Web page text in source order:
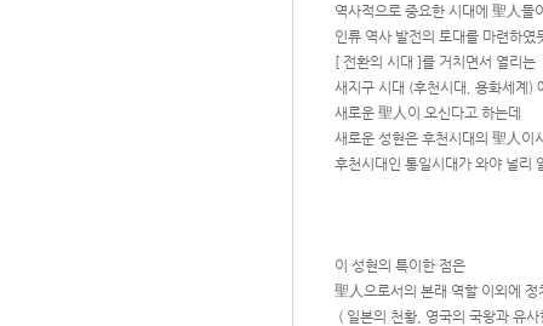
역사적으로 중요한 시대에 聖人들
인류 역사 발전의 토대를 마련하였
[ 전환의 시대 ]를 거치면서 열리는
새지구 시대 (후천시대, 용화세계)
새로운 聖人이 오신다고 하는데
새로운 성현은 후천시대의 聖人이
후천시대인 통일시대가 와야 널리
이 성현의 특이한 점은
聖人으로서의 본래 역할 이외에 정
( 일본의 천황, 영국의 국왕과 유